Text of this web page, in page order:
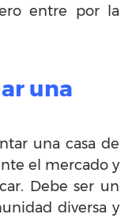
entre por la
una
una casa de
el mercado y
Debe ser un
diversa y